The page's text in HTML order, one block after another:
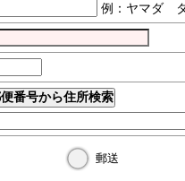
例：ヤマダ
郵送